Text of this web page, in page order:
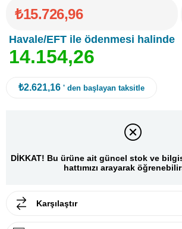
₺15.726,96
Havale/EFT ile ödenmesi halinde
14.154,26
₺2.621,16 ' den başlayan taksitle
DİKKAT! Bu ürüne ait güncel stok ve
hattımızı arayarak
Karşılaştır